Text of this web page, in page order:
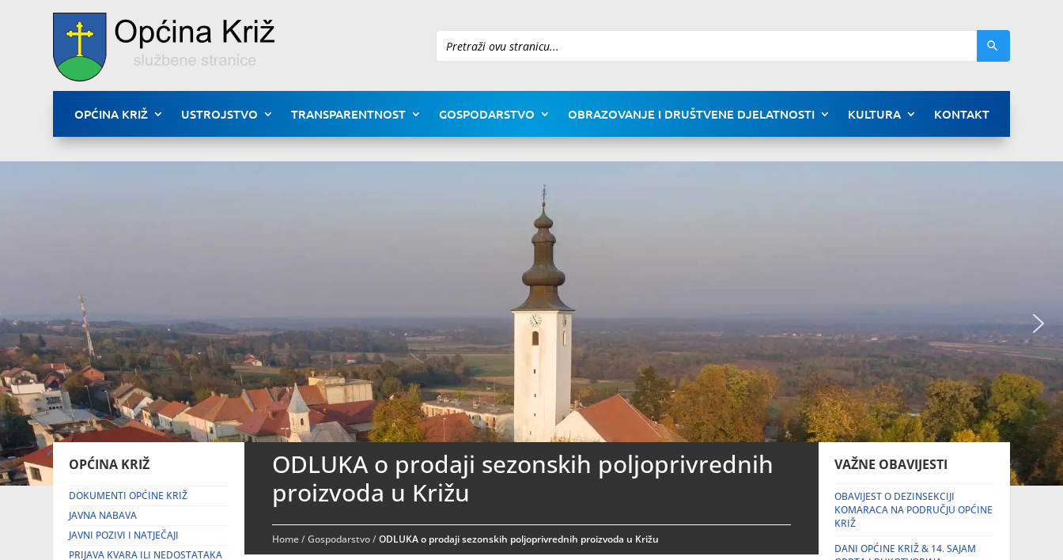
Pretraži
OPĆINA KRIŽ USTROJSTVO TRANSPARENTNOST GOSPODARSTVO OBRAZOVANJE I DRUŠTVENE DJELATNOSTI KULTURA KONTAKT
OPĆINA KRIŽ
DOKUMENTI OPĆINE KRIŽ
JAVNA NABAVA
JAVNI POZIVI I NATJEČAJI
PRIJAVA KVARA ILI NEDOSTATAKA
ODLUKA o prodaji sezonskih poljoprivrednih
proizvoda u Križu
Home/Gospodarstvo/ODLUKA o prodaji sezonskih poljoprivrednih proizvoda u Križu
VAŽNE OBAVIJESTI
OBAVIJEST O DEZINSEKCIJI
KOMARACA NA PODRUČJU OPĆINE
KRIŽ
DANI OPĆINE KRIŽ & 14. SAJAM